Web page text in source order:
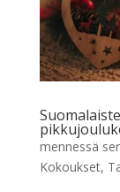
mennessä
Kokoukset,